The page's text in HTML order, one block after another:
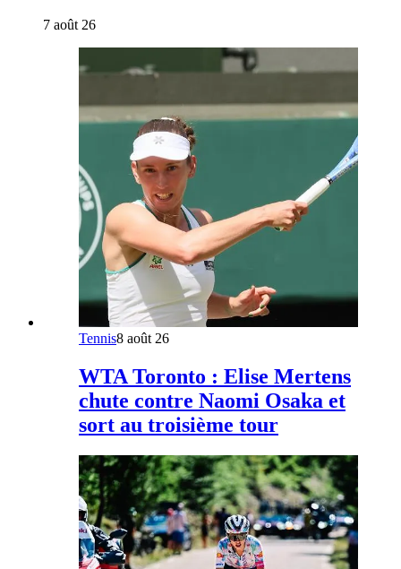
7 août 26
Tennis8 août 26
WTA Toronto : Elise Mertens
chute contre Naomi Osaka et
sort au troisième tour